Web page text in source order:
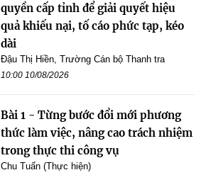
quyền cấp tỉnh để giải quyết hiệu
quả khiếu nại, tố cáo phức tạp, kéo
dài
Đậu Thị Hiền, Trường Cán bộ Thanh tra
10:00 10/08/2026
Bài 1 - Từng bước đổi mới phương
thức làm việc, nâng cao trách nhiệm
trong thực thi công vụ
Chu Tuấn (Thực hiện)